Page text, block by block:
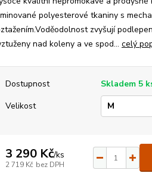
polyesterové tkaniny s
zvyšují
nad koleny a ve spod... celý
Dostupnost
Skladem 5
Velikost
3 290 Kč/ks
2 719 Kč bez DPH